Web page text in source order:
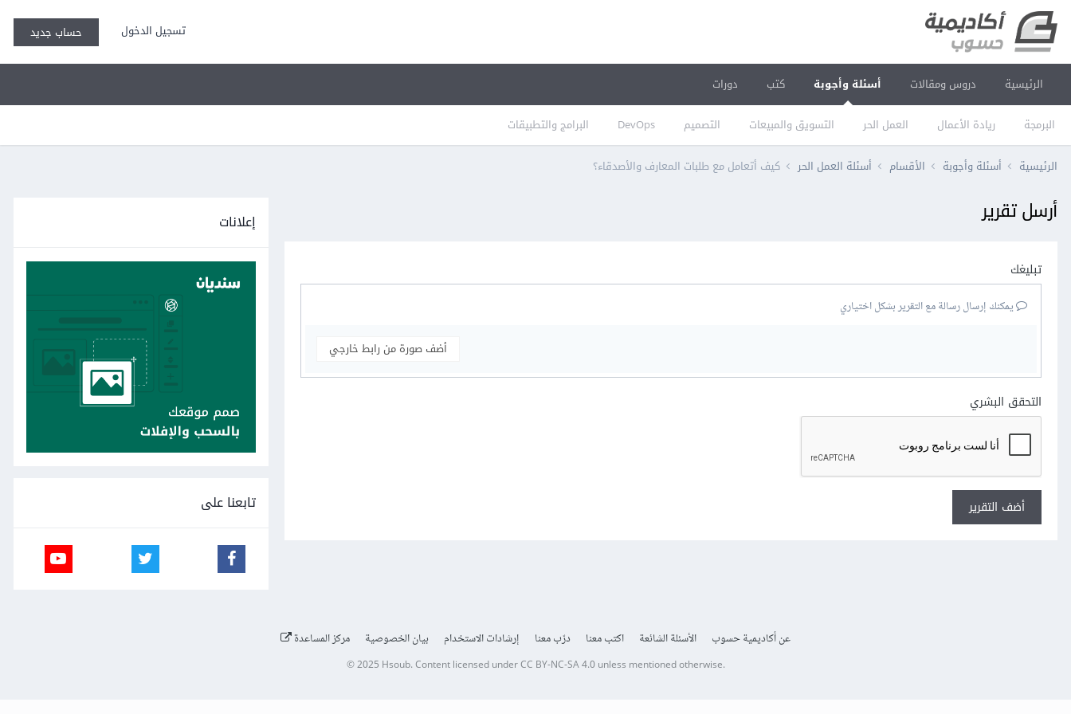
تسجيل الدخول حساب جديد
الرئيسية دروس ومقالات أسئلة وأجوبة
البرمجة ريادة الأعمال العمل الحر التسويق والمبيعات التصميم DevOps البرامج والتطبيقات
كتب دورات
الرئيسية أسئلة وأجوبة الأقسام أسئلة العمل الحر كيف أتعامل مع طلبات المعارف والأصدقاء؟
أرسل تقرير
تبليغك
يمكنك إرسال رسالة مع التقرير بشكل اختياري
أضف صورة من رابط خارجي
التحقق البشري
أضف التقرير
إعلانات
تابعنا على
عن أكاديمية حسوب الأسئلة الشائعة اكتب معنا درّب معنا إرشادات الاستخدام بيان الخصوصية مركز المساعدة
© 2025 Hsoub.Content licensed underCC BY-NC-SA 4.0unless mentioned otherwise.